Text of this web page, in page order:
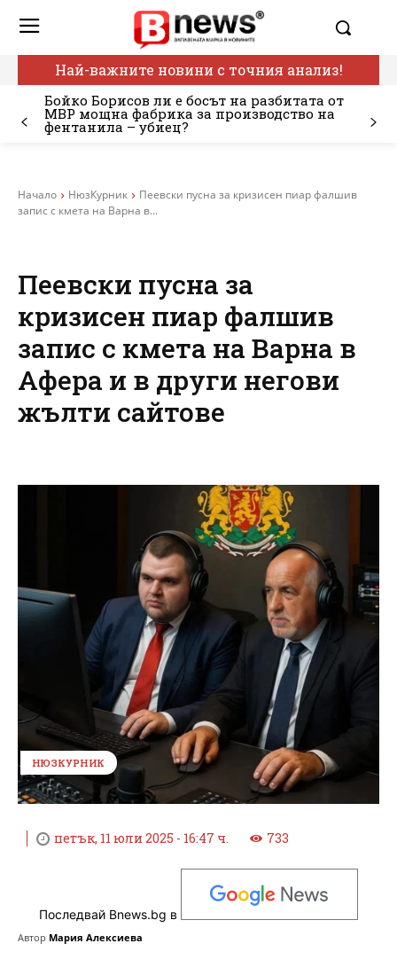
Най-важните новини с точния анализ!
Бойко Борисов ли е босът на разбитата от
МВР мощна фабрика за производство на
фентанила – убиец?
Начало НюзКурник
Пеевски пусна за кризисен пиар фалшив
запис с кмета на Варна в...
Пеевски пусна за
кризисен пиар фалшив
запис с кмета на Варна в
Афера и в други негови
жълти сайтове
НЮЗКУРНИК
петък, 11 юли 2025 - 16:47 ч. 733
Последвай Bnews.bg в
Автор Мария Алексиева